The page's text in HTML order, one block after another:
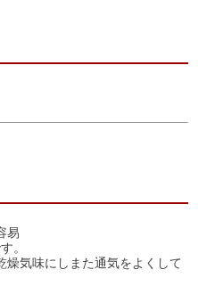
易
。
気味にしまた通気をよくして